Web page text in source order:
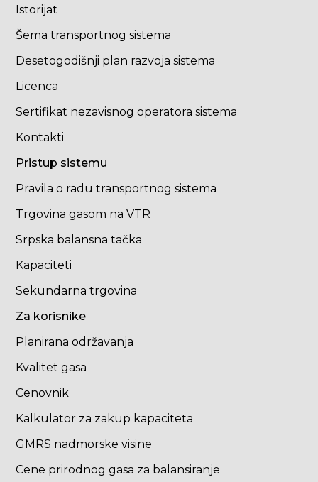
Istorijat
Šema transportnog sistema
Desetogodišnji plan razvoja sistema
Licenca
Sertifikat nezavisnog operatora sistema
Kontakti
Pristup sistemu
Pravila o radu transportnog sistema
Trgovina gasom na VTR
Srpska balansna tačka
Kapaciteti
Sekundarna trgovina
Za korisnike
Planirana održavanja
Kvalitet gasa
Cenovnik
Kalkulator za zakup kapaciteta
GMRS nadmorske visine
Cene prirodnog gasa za balansiranje